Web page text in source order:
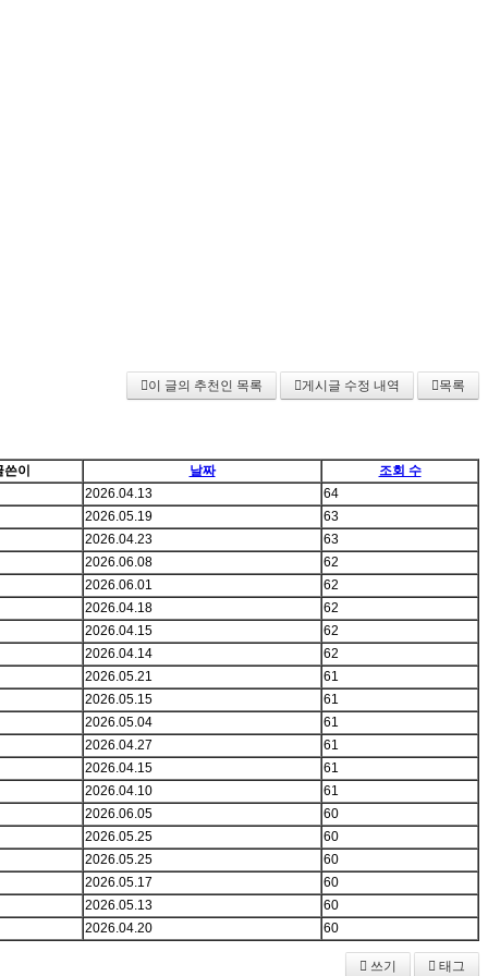
이 글의 추천인 목록 게시글 수정 내역 목록
쓴이 날짜
조회 수
2026.04.13
64
2026.05.19
63
2026.04.23
63
2026.06.08
62
2026.06.01
62
2026.04.18
62
2026.04.15
62
2026.04.14
62
2026.05.21
61
2026.05.15
61
2026.05.04
61
2026.04.27
61
2026.04.15
61
2026.04.10
61
2026.06.05
60
2026.05.25
60
2026.05.25
60
2026.05.17
60
2026.05.13
60
2026.04.20
60
쓰기 태그